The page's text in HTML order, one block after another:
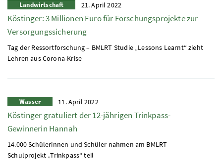
Landwirtschaft 21. April 2022
Köstinger: 3 Millionen Euro für Forschungsprojekte zur
Versorgungssicherung
Tag der Ressortforschung – BMLRT Studie „Lessons Learnt“ zieht
Lehren aus Corona-Krise
Wasser 11. April 2022
Köstinger gratuliert der 12-jährigen Trinkpass-
Gewinnerin Hannah
14.000 Schülerinnen und Schüler nahmen am BMLRT
Schulprojekt „Trinkpass“ teil